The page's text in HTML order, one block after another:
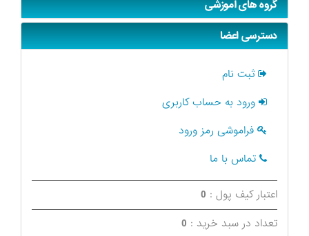
گروه های آموزشی
دسترسی اعضا
ثبت نام
ورود به حساب کاربری
فراموشی رمز ورود
تماس با ما
اعتبار کیف پول : 0
تعداد در سبد خرید : 0